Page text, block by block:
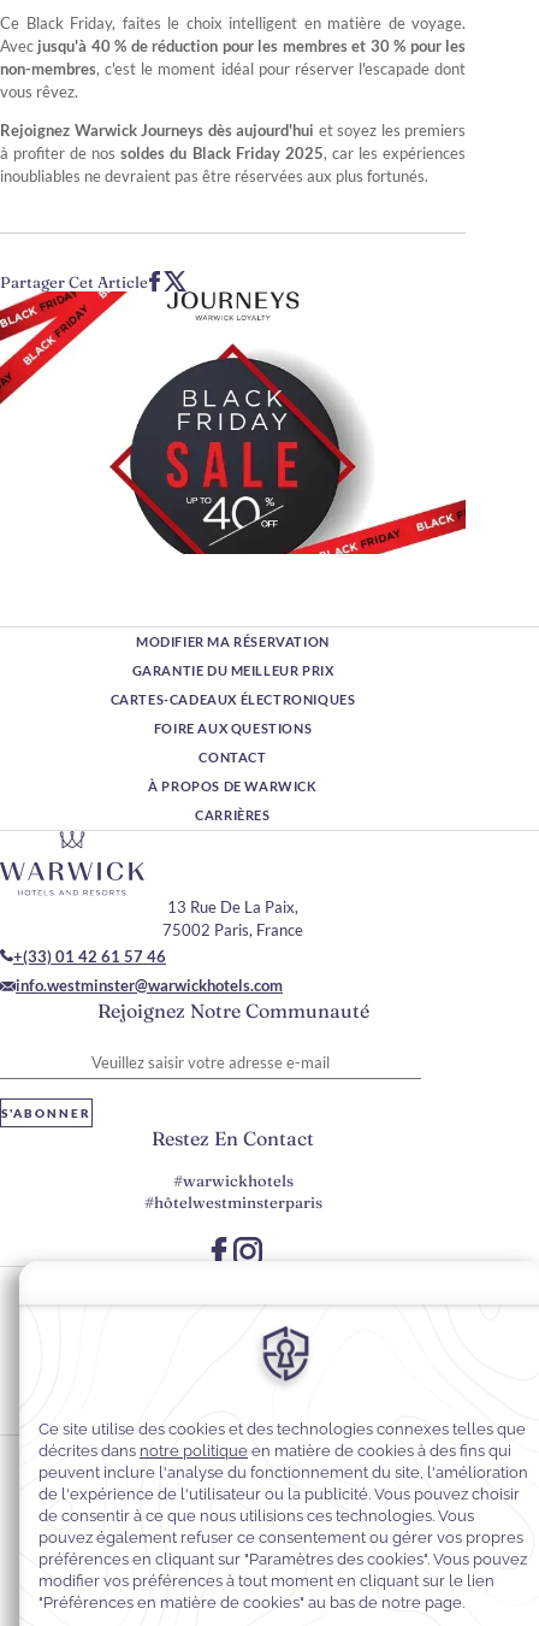
Ce Black Friday, faites le choix intelligent en matière de voyage.
Avec jusqu'à 40 % de réduction pour les membres et 30 % pour les
non-membres, c'est le moment idéal pour réserver l'escapade dont
vous rêvez.
Rejoignez Warwick Journeys dès aujourd'hui et soyez les premiers
à profiter de nossoldes du Black Friday 2025, car les expériences
inoubliables ne devraient pas être réservées aux plus fortunés.
Partager Cet Article
MODIFIER MA RÉSERVATION
GARANTIE DU MEILLEUR PRIX
CARTES-CADEAUX ÉLECTRONIQUES
FOIRE AUX QUESTIONS
CONTACT
À PROPOS DE WARWICK
CARRIÈRES
Rejoignez Notre Communauté
S'ABONNER
13 Rue De La Paix,
75002 Paris, France
+(33) 01 42 61 57 46
info.westminster@warwickhotels.com
Restez En Contact
#warwickhotels
#hôtelwestminsterparis
Politique de confidentialité
Accessibilité du Web
Mentions légales
© 2026 Warwick Hotels & Resorts, Tous droits réservés